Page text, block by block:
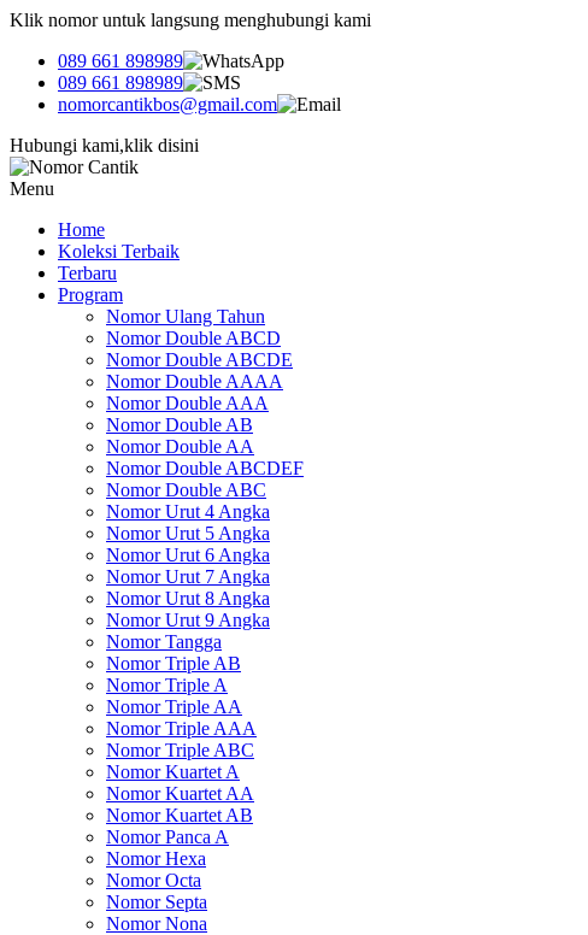
Klik nomor untuk langsung menghubungi kami
089 661 898989
089 661 898989
nomorcantikbos@gmail.com
Hubungi kami,klik disini
Menu
Home
Koleksi Terbaik
Terbaru
Program
Nomor Ulang Tahun
Nomor Double ABCD
Nomor Double ABCDE
Nomor Double AAAA
Nomor Double AAA
Nomor Double AB
Nomor Double AA
Nomor Double ABCDEF
Nomor Double ABC
Nomor Urut 4 Angka
Nomor Urut 5 Angka
Nomor Urut 6 Angka
Nomor Urut 7 Angka
Nomor Urut 8 Angka
Nomor Urut 9 Angka
Nomor Tangga
Nomor Triple AB
Nomor Triple A
Nomor Triple AA
Nomor Triple AAA
Nomor Triple ABC
Nomor Kuartet A
Nomor Kuartet AA
Nomor Kuartet AB
Nomor Panca A
Nomor Hexa
Nomor Octa
Nomor Septa
Nomor Nona